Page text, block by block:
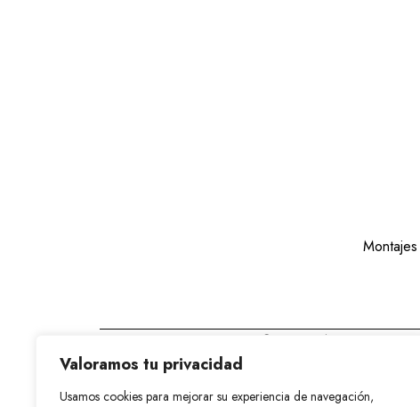
Valoramos tu privacidad
Usamos cookies para mejorar su experiencia de navegación,
Somos una imprenta
especializada en impresión
sabemos que tu negocio es lo